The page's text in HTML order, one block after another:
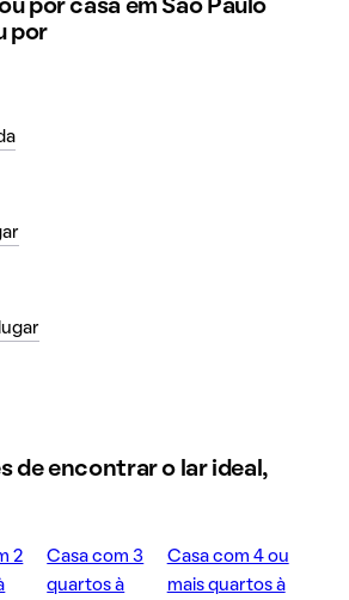
por casa em São Paulo
por
de encontrar o lar ideal,
2
Casa com 3
quartos à
Casa com 4 ou
mais quartos à